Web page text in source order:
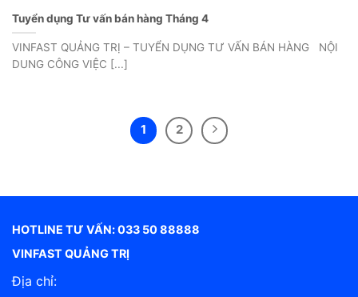
Tuyển dụng Tư vấn bán hàng Tháng 4
VINFAST QUẢNG TRỊ – TUYỂN DỤNG TƯ VẤN BÁN HÀNG NỘI
DUNG CÔNG VIỆC [...]
1 2
HOTLINE TƯ VẤN: 033 50 88888
VINFAST QUẢNG TRỊ
Địa chỉ: